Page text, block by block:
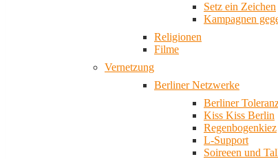
Setz ein Zeichen
Kampagnen
Religionen
Filme
Vernetzung
Berliner Netzwerke
Berliner
Kiss Kiss Berlin
Regenbogenkiez
L-Support
Soireeen und